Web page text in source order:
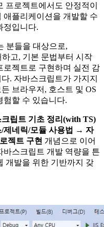
프로젝트에서도 안정적이
애플리케이션을 개발할 수
정입니다.
분들을 대상으로,
고, 기본 문법부터 시작
로젝트로 구현하며 실전 감
. 자바스크립트가 가지지
브라우저, 호스트 및 OS
험할 수 있습니다.
립트 기초 정리(with TS)
제네릭/모듈 사용법 → 자
젝트 구현 개념으로 이어
바스크립트 개발 역량을 튼
개발을 위한 기반까지 갖